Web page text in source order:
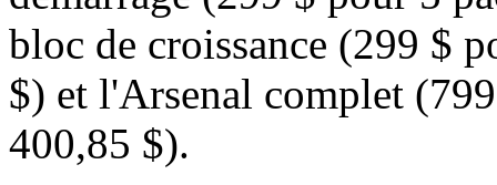
bloc de croissance (299 $
$) et l'Arsenal complet
400,85 $).